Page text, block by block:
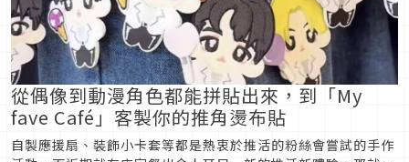
從偶像到動漫角色都能拼貼出來，到「My
fave Café」客製你的推角燙布貼
自製應援扇、裝飾小卡套等都是熱衷於推活的粉絲會嘗試的手作